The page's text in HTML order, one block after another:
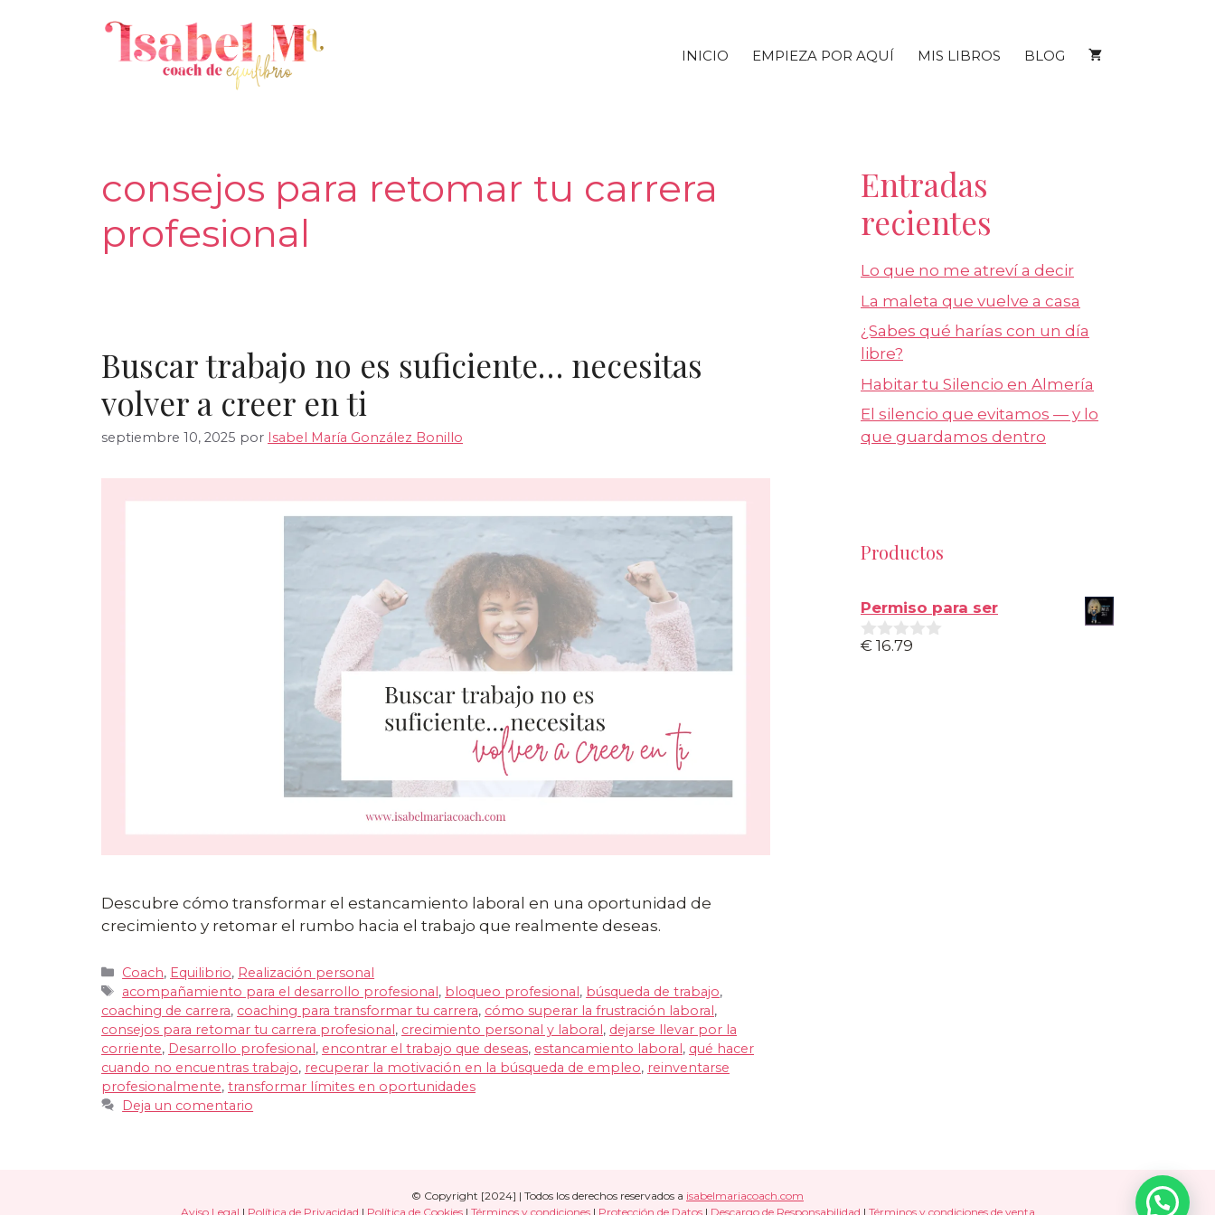
INICIO EMPIEZA POR AQUÍ MIS LIBROS BLOG
consejos para retomar tu carrera
profesional
Buscar trabajo no es suficiente… necesitas
volver a creer en ti
septiembre 10, 2025 por Isabel María González Bonillo
Descubre cómo transformar el estancamiento laboral en una oportunidad de
crecimiento y retomar el rumbo hacia el trabajo que realmente deseas.
Categorías
Coach, Equilibrio, Realización personal
Etiquetas
acompañamiento para el desarrollo profesional, bloqueo profesional, búsqueda de trabajo,
coaching de carrera, coaching para transformar tu carrera, cómo superar la frustración laboral,
consejos para retomar tu carrera profesional, crecimiento personal y laboral, dejarse llevar por la
corriente, Desarrollo profesional, encontrar el trabajo que deseas, estancamiento laboral, qué hacer
cuando no encuentras trabajo, recuperar la motivación en la búsqueda de empleo, reinventarse
profesionalmente, transformar límites en oportunidades
Deja un comentario
Entradas
recientes
Lo que no me atreví a decir
La maleta que vuelve a casa
¿Sabes qué harías con un día
libre?
Habitar tu Silencio en Almería
El silencio que evitamos — y lo
que guardamos dentro
Productos
Permiso para ser
0
€ 16.79
© Copyright [2024] | Todos los derechos reservados a isabelmariacoach.com
Aviso Legal | Política de Privacidad | Política de Cookies| Términos y condiciones| Protección de Datos| Descargo de Responsabilidad | Términos y condiciones de venta